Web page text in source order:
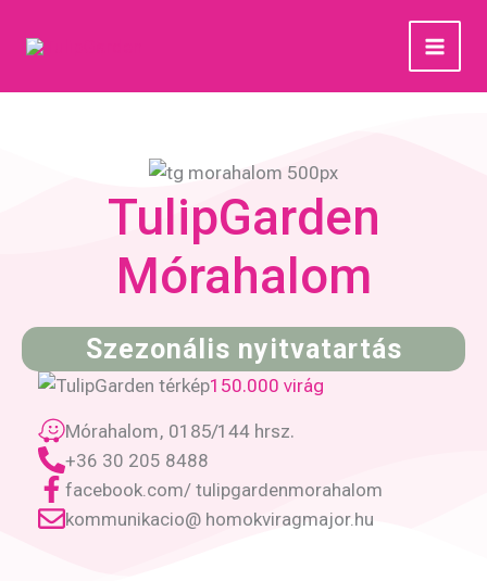
TulipGarden
Mórahalom
Szezonális nyitvatartás
150.000 virág
Mórahalom, 0185/144 hrsz.
+36 30 205 8488
facebook.com/ tulipgardenmorahalom
kommunikacio@ homokviragmajor.hu